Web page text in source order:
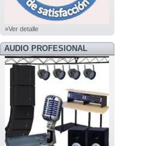
»Ver detalle
AUDIO PROFESIONAL